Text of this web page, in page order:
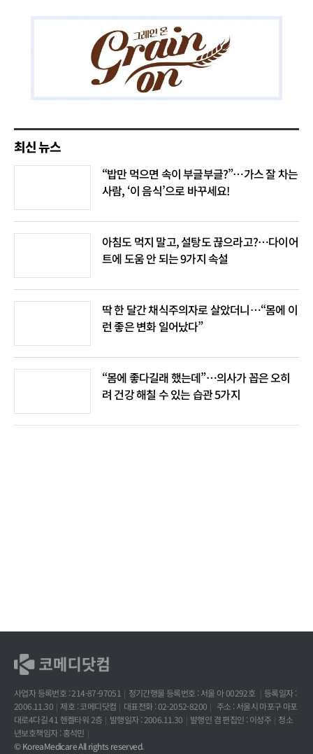
최신 뉴스
“밥만 먹으면 속이 부글부글?”…가스 잘 차는
사람, ‘이 음식’으로 바꾸세요!
아침도 먹지 말고, 설탕도 끊으라고?…다이어
트에 도움 안 되는 9가지 속설
딱 한 달간 채식주의자로 살았더니…“몸에 이
런 좋은 변화 일어났다”
“몸에 좋다길래 했는데”…의사가 꼽은 오히
려 건강 해칠 수 있는 습관 5가지
사업자 등록번호 : 214-87-97051 정기간행물 등록번호 : 서울 아 00292호
등록일자 :
2006.11.30
제호 : 코메디닷컴 대표전화 : 02-2052-8200
주소 : 서울시 마포구 마포
대로4다길 41 헨켈타워 2층
발행일자 : 2006.11.30 발행인 겸 편집인 : 이성주
청소
년보호책임자 : 홍석민
© KoreaMedicare All rights reserved.